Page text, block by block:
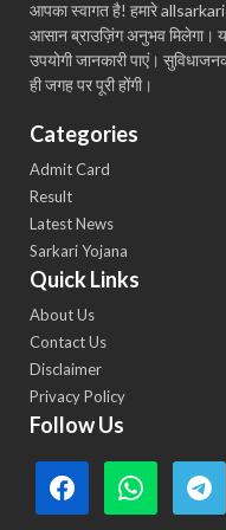
आपका स्वागत है! हमारे
आसान ब्राउज़िंग अनुभव मिलेगा।
उपयोगी जानकारी पाएं।
ही जगह पर पूरी होंगी।
Categories
Admit Card
Result
Latest News
Sarkari Yojana
Quick Links
About Us
Contact Us
Disclaimer
Privacy Policy
Follow Us